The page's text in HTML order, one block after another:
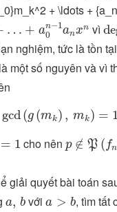
+ \ldots +
… + an−1
0
anxn
a 0 −1 nxn vì
nghiệm, tức là tồn
là một số nguyên và vì
gcd(g (mk) , mk) =
gcd(g(m k m )
= 1 cho nên p ∉ P ( fn
p ∉ P(f n)
giải quyết bài toán
a, b
a b vớia > b
a >b
, tìm tất